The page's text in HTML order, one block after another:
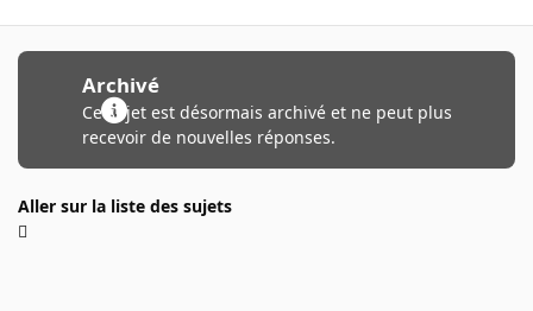
Archivé
Ce sujet est désormais archivé et ne peut plus
recevoir de nouvelles réponses.
Aller sur la liste des sujets